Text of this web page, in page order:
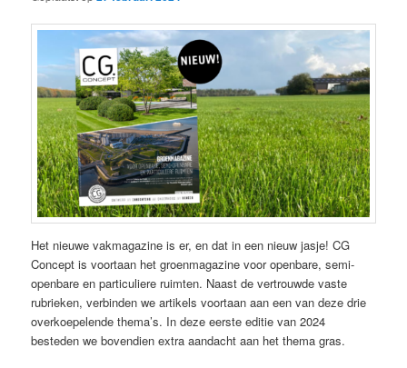
Het nieuwe vakmagazine is er, en dat in een nieuw jasje! CG
Concept is voortaan het groenmagazine voor openbare, semi-
openbare en particuliere ruimten. Naast de vertrouwde vaste
rubrieken, verbinden we artikels voortaan aan een van deze drie
overkoepelende thema’s. In deze eerste editie van 2024
besteden we bovendien extra aandacht aan het thema gras.